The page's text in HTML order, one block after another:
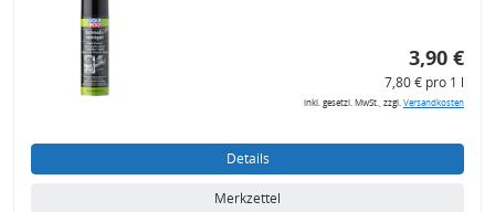
3,90 €
7,80 € pro 1 l
inkl. gesetzl. MwSt., zzgl.Versandkosten
Details
Merkzettel